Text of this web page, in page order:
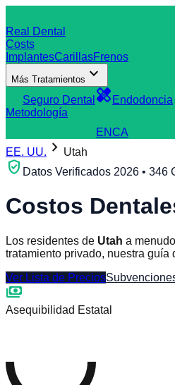
Real Dental
Costs
ImplantesCarillasFrenos
Más Tratamientos expand_more
Seguro Dental healing Endodoncia
Metodología
ENCA
EE. UU. chevron_right Utah
verified_user Datos Verificados 2026 • 346
Costos
Los residentes de Utah a
tratamiento privado, nuestra
Ver Lista de Precios
payments
Asequibilidad Estatal